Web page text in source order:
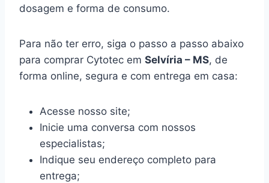
dosagem e forma de consumo.
Para não ter erro, siga o passo a passo abaixo
para comprar Cytotec em Selvíria – MS, de
forma online, segura e com entrega em casa:
Acesse nosso site;
Inicie uma conversa com nossos
especialistas;
Indique seu endereço completo para
entrega;